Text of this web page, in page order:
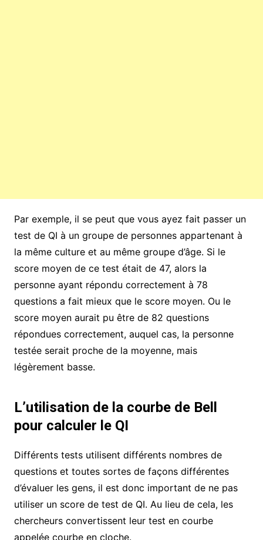
Par exemple, il se peut que vous ayez fait passer un
test de QI à un groupe de personnes appartenant à
la même culture et au même groupe d’âge. Si le
score moyen de ce test était de 47, alors la
personne ayant répondu correctement à 78
questions a fait mieux que le score moyen. Ou le
score moyen aurait pu être de 82 questions
répondues correctement, auquel cas, la personne
testée serait proche de la moyenne, mais
légèrement basse.
L’utilisation de la courbe de Bell
pour calculer le QI
Différents tests utilisent différents nombres de
questions et toutes sortes de façons différentes
d’évaluer les gens, il est donc important de ne pas
utiliser un score de test de QI. Au lieu de cela, les
chercheurs convertissent leur test en courbe
appelée courbe en cloche.